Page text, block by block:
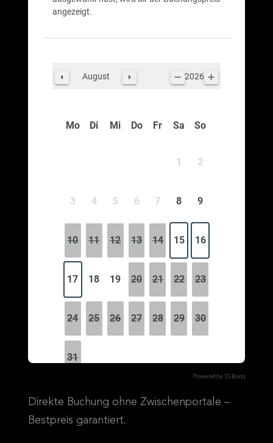
Powered by DiBooq
Direkte Buchung ohne Zwischenportale –
Bestpreis garantiert.